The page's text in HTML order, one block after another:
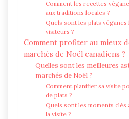
Comment les recettes
aux traditions locales ?
Quels sont les plats
visiteurs ?
Comment profiter au mieux
marchés de Noël canadiens ?
Quelles sont les meilleures
marchés de Noël ?
Comment planifier sa visite
de plats ?
Quels sont les moments clés
la visite ?